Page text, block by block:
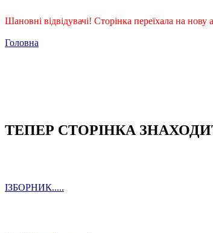
Шановні відвідувачі! Сторінка переїхала на нову
Головна
ТЕПЕР СТОРІНКА
ІЗБОРНИК.....